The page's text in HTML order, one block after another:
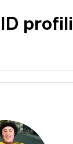
profili